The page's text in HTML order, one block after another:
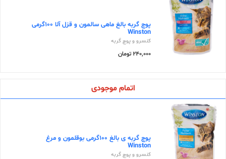
پوچ گربه بالغ ماهی سالمون و قزل آلا 100گرمی
Winston
کنسرو و پوچ گربه
240,000 تومان
اتمام موجودی
پوچ گربه ی بالغ 100گرمی بوقلمون و مرغ
Winston
کنسرو و پوچ گربه